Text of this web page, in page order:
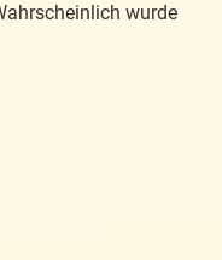
wurde